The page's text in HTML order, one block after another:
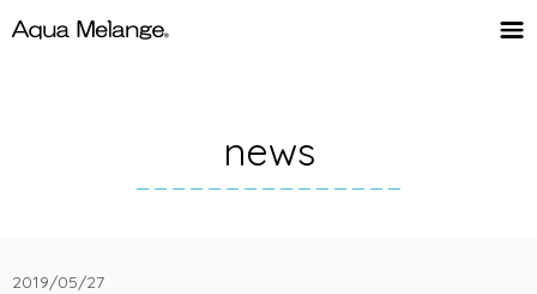
news
2019/05/27